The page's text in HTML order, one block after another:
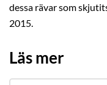
dessa rävar som
2015.
Läs mer